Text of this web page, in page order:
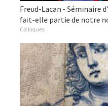
Freud-Lacan - Séminaire
fait-elle partie de notre
Colloques